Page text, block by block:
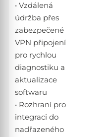
• Vzdálená
údržba přes
zabezpečené
VPN připojení
pro rychlou
diagnostiku a
aktualizace
softwaru
• Rozhraní pro
integraci do
nadřazeného